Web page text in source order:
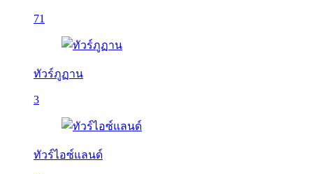
71
ทัวร์ภูฏาน
3
ทัวร์ไอซ์แลนด์